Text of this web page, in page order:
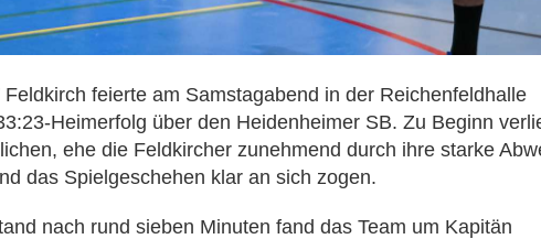
feierte am Samstagabend in der Reichenfeldhalle
Heimerfolg über den Heidenheimer SB. Zu Beginn
ehe die Feldkircher zunehmend durch ihre starke
das Spielgeschehen klar an sich zogen.
nach rund sieben Minuten fand das Team um Kapitän